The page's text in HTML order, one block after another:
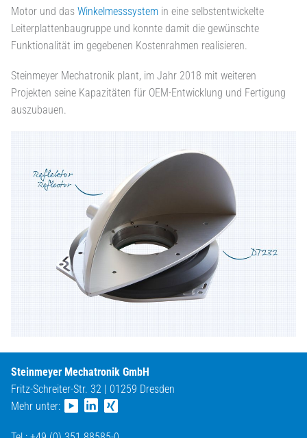
Motor und das Winkelmesssystem in eine selbstentwickelte
Leiterplattenbaugruppe und konnte damit die gewünschte
Funktionalität im gegebenen Kostenrahmen realisieren.
Steinmeyer Mechatronik plant, im Jahr 2018 mit weiteren
Projekten seine Kapazitäten für OEM-Entwicklung und Fertigung
auszubauen.
Steinmeyer Mechatronik GmbH
Fritz-Schreiter-Str. 32 | 01259 Dresden
Mehr unter: